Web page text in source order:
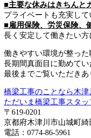
■主要な休みはきちんと
プライベートも充実して
■雇用保険、労災保険、
長く安定して働きたい方
働きやすい環境が整っ
長期間真面目に勤めて
最後までご覧いただきあ
橋梁工事のことなら木
ただいま橋梁工事スタッ
〒619-0201
京都府木津川市山城町綺
電話：0774-86-5961